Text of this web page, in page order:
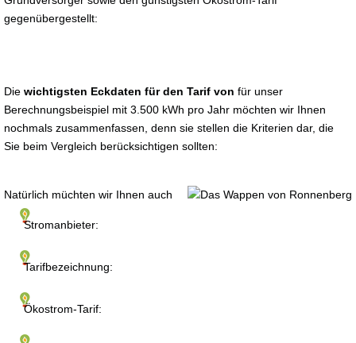
gegenübergestellt:
Die wichtigsten Eckdaten für den Tarif von für unser
Berechnungsbeispiel mit 3.500 kWh pro Jahr möchten wir Ihnen
nochmals zusammenfassen, denn sie stellen die Kriterien dar, die
Sie beim Vergleich berücksichtigen sollten:
Stromanbieter:
Tarifbezeichnung:
Ökostrom-Tarif:
Natürlich müchten wir Ihnen auch